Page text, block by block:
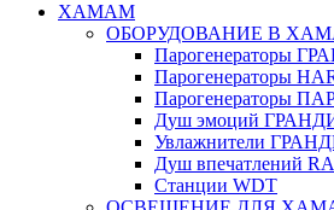
ХАМАМ
ОБОРУДОВАНИЕ В
Парогенераторы
Парогенераторы
Парогенераторы
Душ эмоций
Увлажнители
Душ впечатлений
Станции WDT